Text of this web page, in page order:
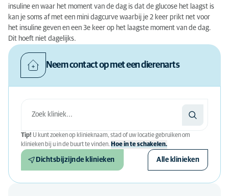
insuline en waar het moment van de dag is dat de glucose het laagst is
kan je soms af met een mini dagcurve waarbij je 2 keer prikt net voor
het insuline geven en een 3e keer op het laagste moment van de dag.
Dit hoeft niet dagelijks.
Neem contact op met een dierenarts
Tip! U kunt zoeken op klinieknaam, stad of uw locatie gebruiken om
klinieken bij u in de buurt te vinden. Hoe in te schakelen.
Dichtsbijzijnde klinieken Alle klinieken